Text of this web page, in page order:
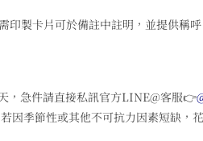
印製卡片可於備註中註明，並提供稱
，急件請直接私訊官方LINE@客服👉
因季節性或其他不可抗力因素短缺